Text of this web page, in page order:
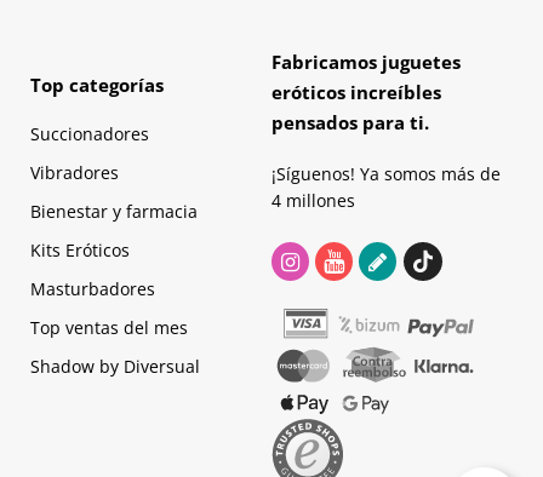
Top categorías
Succionadores
Vibradores
Bienestar y farmacia
Kits Eróticos
Masturbadores
Top ventas del mes
Shadow by Diversual
Fabricamos juguetes
eróticos increíbles
pensados para ti.
¡Síguenos! Ya somos más de
4 millones